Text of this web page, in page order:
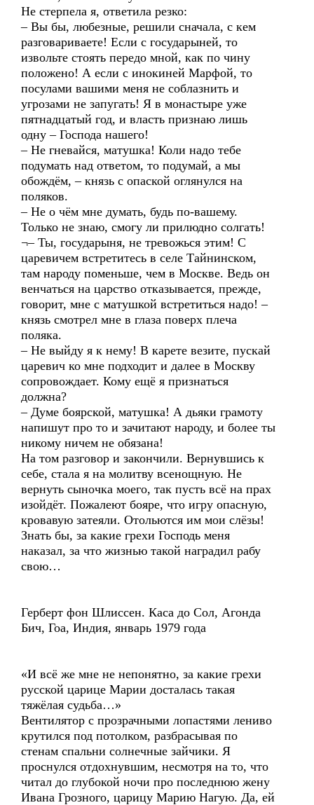
Не стерпела я, ответила резко:
– Вы бы, любезные, решили сначала, с кем
разговариваете! Если с государыней, то
извольте стоять передо мной, как по чину
положено! А если с инокиней Марфой, то
посулами вашими меня не соблазнить и
угрозами не запугать! Я в монастыре уже
пятнадцатый год, и власть признаю лишь
одну – Господа нашего!
– Не гневайся, матушка! Коли надо тебе
подумать над ответом, то подумай, а мы
обождём, – князь с опаской оглянулся на
поляков.
– Не о чём мне думать, будь по-вашему.
Только не знаю, смогу ли прилюдно солгать!
¬– Ты, государыня, не тревожься этим! С
царевичем встретитесь в селе Тайнинском,
там народу поменьше, чем в Москве. Ведь он
венчаться на царство отказывается, прежде,
говорит, мне с матушкой встретиться надо! –
князь смотрел мне в глаза поверх плеча
поляка.
– Не выйду я к нему! В карете везите, пускай
царевич ко мне подходит и далее в Москву
сопровождает. Кому ещё я признаться
должна?
– Думе боярской, матушка! А дьяки грамоту
напишут про то и зачитают народу, и более ты
никому ничем не обязана!
На том разговор и закончили. Вернувшись к
себе, стала я на молитву всенощную. Не
вернуть сыночка моего, так пусть всё на прах
изойдёт. Пожалеют бояре, что игру опасную,
кровавую затеяли. Отольются им мои слёзы!
Знать бы, за какие грехи Господь меня
наказал, за что жизнью такой наградил рабу
свою…
Герберт фон Шлиссен. Каса до Сол, Агонда
Бич, Гоа, Индия, январь 1979 года
«И всё же мне не непонятно, за какие грехи
русской царице Марии досталась такая
тяжёлая судьба…»
Вентилятор с прозрачными лопастями лениво
крутился под потолком, разбрасывая по
стенам спальни солнечные зайчики. Я
проснулся отдохнувшим, несмотря на то, что
читал до глубокой ночи про последнюю жену
Ивана Грозного, царицу Марию Нагую. Да, ей